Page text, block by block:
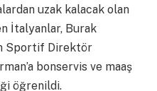
uzak kalacak olan
İtalyanlar, Burak
Sportif Direktör
bonservis ve maaş
öğrenildi.